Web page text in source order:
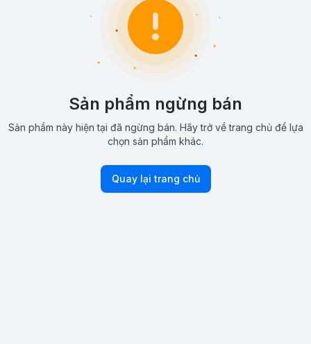
Sản phẩm ngừng bán
Sản phẩm này hiện tại đã ngừng bán. Hãy trở về trang chủ để lựa
chọn sản phẩm khác.
Quay lại trang chủ